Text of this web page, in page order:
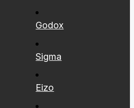
Godox
Sigma
Eizo